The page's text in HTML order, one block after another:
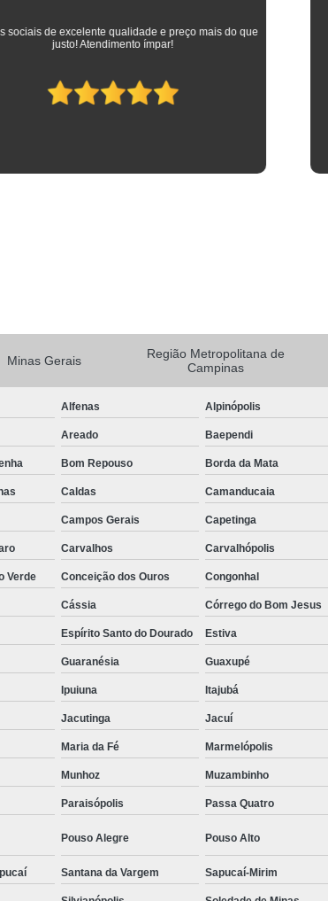
Camisa
Camisa Social Listrada
Camisa Social Listrada Masculina
Camisa Social Masculina Listrada Preto e
Camisa Manga Longa Masculina
Camisa Social de Manga Longa
Camisa Social Manga Longa Masculina
Camisa Social Masculina Manga Longa Lisa
Camisa Social Preta Manga Longa
Camisa Masculina Social
Camisa Social Estampada
Camisa Social Masculina
Camisa Social Masculina Preta
Camisa Social Preta Masculina
Camisa Masculina Social Preço
Camisa Social Estampada Masculina Preço
Camisa Social Masculina Estampada Preço
Camisa Social Masculina Manga Longa
Camisa Social Masculina Preta Preço
Camisa Social Preta Masculina
Fábrica Camisa Masculina
As melhores camisas que vestem meus filhos desde a
até os dias atuais em que trabalham como
advogados. Parabéns à toda equipe da Camisaria HP!
Minas Gerais
Região Metropolitana de
Campinas
Alfenas Alpinópolis
Areado Baependi
Bom Repouso Borda da Mata
Caldas Camanducaia
Campos Gerais Capetinga
Carvalhos Carvalhópolis
Verde Conceição dos Ouros Congonhal
Cássia Córrego do Bom Jesus
Espírito Santo do Dourado Estiva
Guaranésia Guaxupé
Ipuiuna Itajubá
Jacutinga Jacuí
Maria da Fé Marmelópolis
Munhoz Muzambinho
Paraisópolis Passa Quatro
Pouso Alegre Pouso Alto
Santana da Vargem Sapucaí-Mirim